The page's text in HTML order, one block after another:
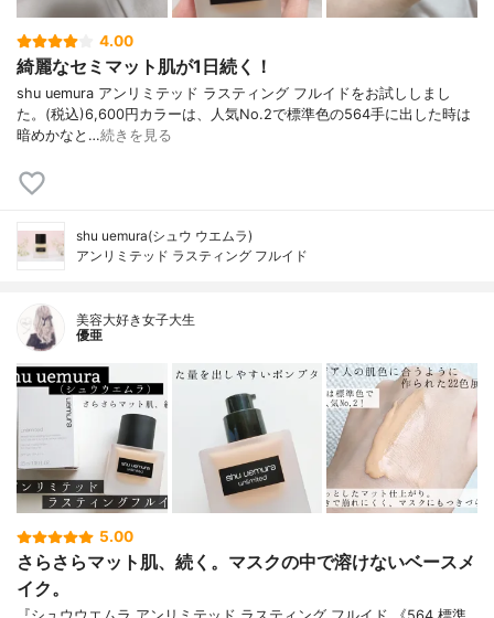
4.00
綺麗なセミマット肌が1日続く！
shu uemura アンリミテッド ラスティング フルイドをお試ししまし
た。(税込)6,600円カラーは、人気No.2で標準色の564手に出した時は
暗めかなと…続きを見る
shu uemura(シュウ ウエムラ)
アンリミテッド ラスティング フルイド
美容大好き女子大生
優亜
5.00
さらさらマット肌、続く。マスクの中で溶けないベースメ
イク。